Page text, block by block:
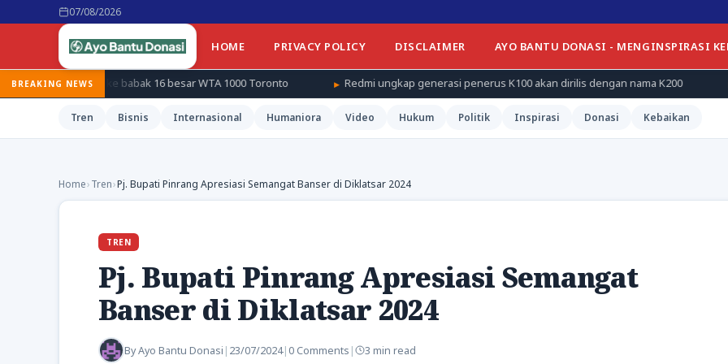
07/08/2026
HOME PRIVACY POLICY DISCLAIMER AYO BANTU DONASI - MENGINSPIRASI
BREAKING NEWS
ke babak 16 besar WTA 1000 Toronto Redmi ungkap generasi penerus K100 akan dirilis dengan nama K200 Unhas himpun
Tren Bisnis Internasional Humaniora Video Hukum Politik Inspirasi Donasi Kebaikan
Home›Tren›Pj. Bupati Pinrang Apresiasi Semangat Banser di Diklatsar 2024
TREN
Pj. Bupati Pinrang Apresiasi Semangat
Banser di Diklatsar 2024
ByAyo Bantu Donasi | 23/07/2024| 0 Comments | 3 min read